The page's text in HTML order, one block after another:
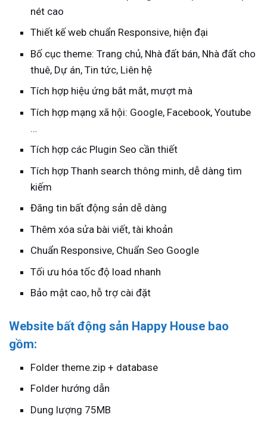
nét cao
Thiết kế web chuẩn Responsive, hiện đại
Bố cục theme: Trang chủ, Nhà đất bán, Nhà đất cho
thuê, Dự án, Tin tức, Liên hệ
Tích hợp hiệu ứng bắt mắt, mượt mà
Tích hợp mạng xã hội: Google, Facebook, Youtube
…
Tích hợp các Plugin Seo cần thiết
Tích hợp Thanh search thông minh, dễ dàng tìm
kiếm
Đăng tin bất động sản dễ dàng
Thêm xóa sửa bài viết, tài khoản
Chuẩn Responsive, Chuẩn Seo Google
Tối ưu hóa tốc độ load nhanh
Bảo mật cao, hỗ trợ cài đặt
Website bất động sản Happy House bao
gồm:
Folder theme.zip + database
Folder hướng dẫn
Dung lượng 75MB